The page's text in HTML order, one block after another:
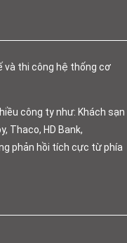
và thi công hệ thống cơ
công ty như: Khách sạn
Thaco, HD Bank,
phản hồi tích cực từ phía